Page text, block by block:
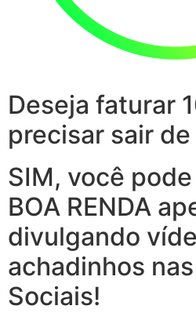
Deseja faturar
precisar sair de
SIM, você
BOA RENDA
divulgando
achadinhos
Sociais!